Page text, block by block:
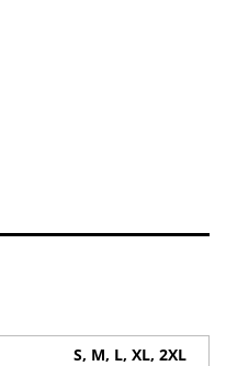
S, M, L, XL, 2XL